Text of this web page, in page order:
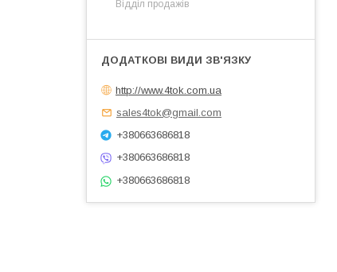
Відділ продажів
http://www.4tok.com.ua
sales4tok@gmail.com
+380663686818
+380663686818
+380663686818